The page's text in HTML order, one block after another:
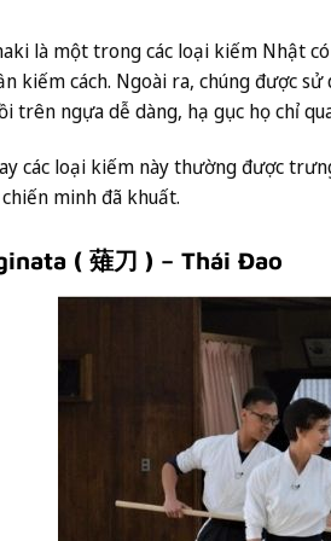
là một trong các loại kiếm Nhật
kiếm cách. Ngoài ra, chúng được
trên ngựa dễ dàng, hạ gục họ chỉ
các loại kiếm này thường được
minh đã khuất.
( 薙刀 ) – Thái Đao